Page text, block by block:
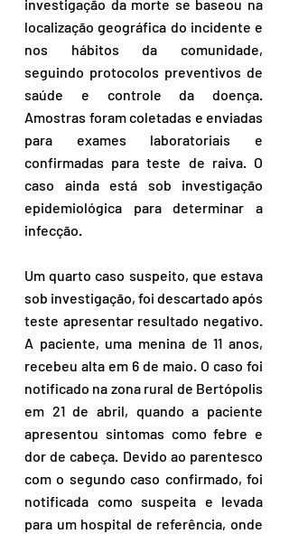
investigação da morte se baseou na
localização geográfica do incidente e
nos hábitos da comunidade,
seguindo protocolos preventivos de
saúde e controle da doença.
Amostras foram coletadas e enviadas
para exames laboratoriais e
confirmadas para teste de raiva. O
caso ainda está sob investigação
epidemiológica para determinar a
infecção.
Um quarto caso suspeito, que estava
sob investigação, foi descartado após
teste apresentar resultado negativo.
A paciente, uma menina de 11 anos,
recebeu alta em 6 de maio. O caso foi
notificado na zona rural de Bertópolis
em 21 de abril, quando a paciente
apresentou sintomas como febre e
dor de cabeça. Devido ao parentesco
com o segundo caso confirmado, foi
notificada como suspeita e levada
para um hospital de referência, onde